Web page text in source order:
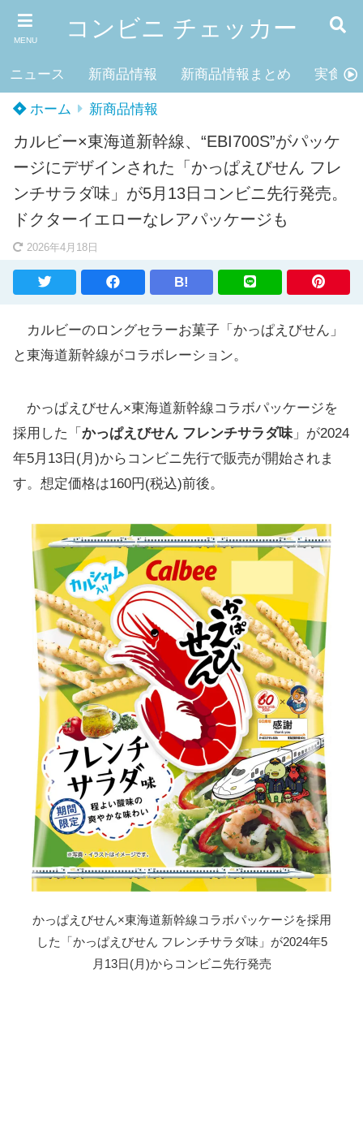
MENU コンビニ チェッカー
ニュース 新商品情報 新商品情報まとめ 実食レ
ホーム 新商品情報
カルビー×東海道新幹線、“EBI700S”がパッケ
ージにデザインされた「かっぱえびせん フレ
ンチサラダ味」が5月13日コンビニ先行発売。
ドクターイエローなレアパッケージも
2026年4月18日
B!
カルビーのロングセラーお菓子「かっぱえびせん」
と東海道新幹線がコラボレーション。
かっぱえびせん×東海道新幹線コラボパッケージを
採用した「 かっぱえびせん フレンチサラダ味」が2024
年5月13日(月)からコンビニ先行で販売が開始されま
す。想定価格は160円(税込)前後。
かっぱえびせん×東海道新幹線コラボパッケージを採用
した「かっぱえびせん フレンチサラダ味」が2024年5
月13日(月)からコンビニ先行発売